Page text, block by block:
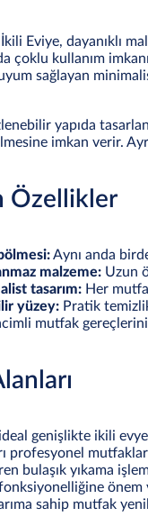
Eviye, dayanıklı
çoklu kullanım
sağlayan
yapıda
imkan verir.
Özellikler
Aynı anda
malzeme: Uzun
tasarım: Her
yüzey: Pratik
mutfak
genişlikte ikili
profesyonel
bulaşık yıkama
önem
sahip mutfak